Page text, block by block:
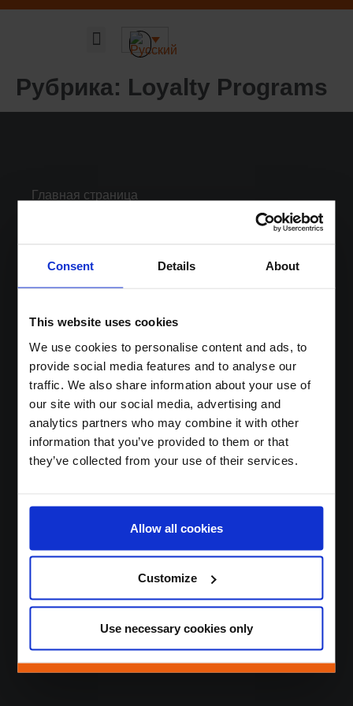
Consent Details About
This website uses cookies
We use cookies to personalise content and ads, to
provide social media features and to analyse our
traffic. We also share information about your use of
our site with our social media, advertising and
analytics partners who may combine it with other
information that you’ve provided to them or that
they’ve collected from your use of their services.
Allow all cookies
Customize
Use necessary cookies only
Рубрика: Loyalty Programs
Главная страница
О компании
Login
Мы повышаем
лояльность и
вовлеченность
клиентов в
устойчивые,
инновационные и
эффективные
способы.